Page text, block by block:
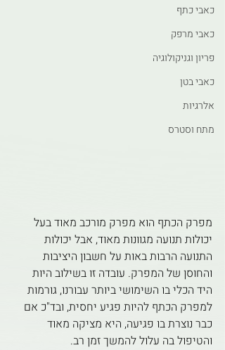
כאבי כתף
כאבי מרפק
פריון וגניקולוגיה
כאבי בטן
אלרגיות
מתח וסטרס
מפרק הכתף הוא מפרק מורכב מאוד בעל
יכולות תנועה מגוונות מאוד, אבל יכולות
התנועה הרבות באות על חשבון היציבות
והחוסן של המפרק. עובדה זו בשילוב היות
היד הכלי בו השימושי ביותר עבורנו, גורמות
למפרק הכתף להיות פגיע יחסית, ובד"כ אם
כבר נוצרת בו פגיעה, היא מציקה מאוד
והטיפול בה עלול להמשך זמן רב.